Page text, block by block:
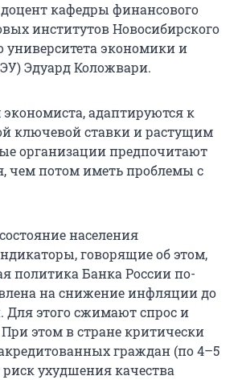
кафедры финансового
институтов Новосибирского
университета экономики и
Эдуард Коложвари.
адаптируются к
ключевой ставки и растущим
организации предпочитают
чем потом иметь проблемы с
населения
говорящие об этом,
политика Банка России по-
на снижение инфляции до
Для этого сжимают спрос и
этом в стране критически
граждан (по 4–5
риск ухудшения качества